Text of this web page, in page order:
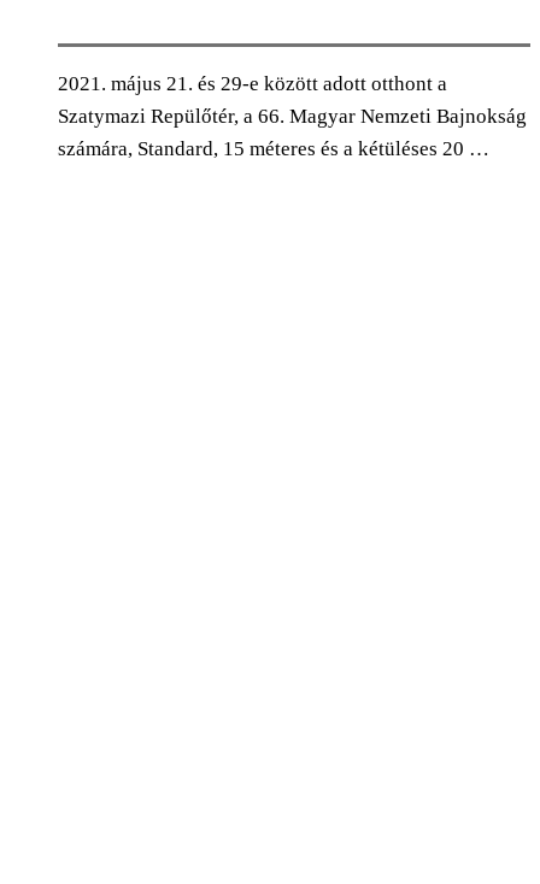
2021. május 21. és 29-e között adott otthont a
Szatymazi Repülőtér, a 66. Magyar Nemzeti Bajnokság
számára, Standard, 15 méteres és a kétüléses 20 …